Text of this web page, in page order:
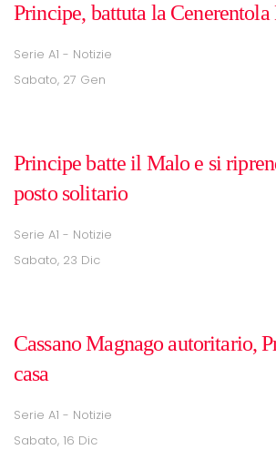
Principe, battuta la
Serie A1 - Notizie
Sabato, 27 Gen
Principe batte il Malo e si
posto solitario
Serie A1 - Notizie
Sabato, 23 Dic
Cassano Magnago autoritario,
casa
Serie A1 - Notizie
Sabato, 16 Dic